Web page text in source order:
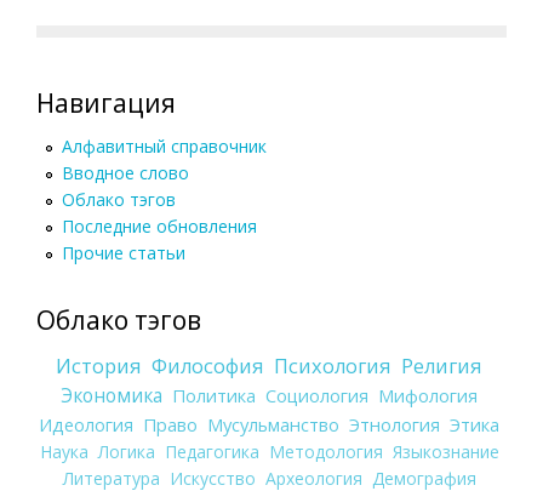
Навигация
Алфавитный справочник
Вводное слово
Облако тэгов
Последние обновления
Прочие статьи
Облако тэгов
История Философия Психология Религия
Экономика Политика Социология Мифология
Идеология Право Мусульманство Этнология Этика
Наука Логика Педагогика Методология Языкознание
Литература Искусство Археология Демография